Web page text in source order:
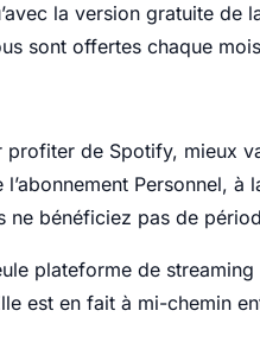
la version gratuite
sont offertes chaque
profiter de Spotify, mieux
l’abonnement Personnel,
bénéficiez pas de
plateforme de
est en fait à mi-chemin